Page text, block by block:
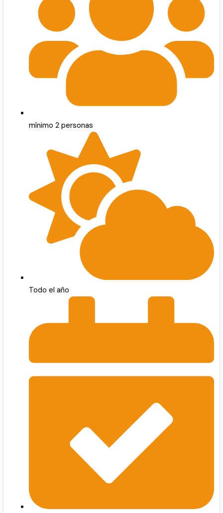
mínimo 2 personas
Todo el año